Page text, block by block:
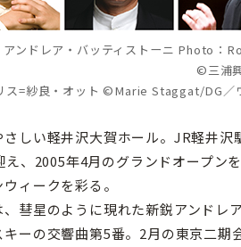
アンドレア・バッティストーニ Photo：
©三浦
ス=紗良・オット ©Marie Staggat/DG
しい軽井沢大賀ホール。JR軽井沢
、2005年4月のグランドオープン
ィークを彩る。
彗星のように現れた新鋭アンドレ
ーの交響曲第5番。2月の東京二